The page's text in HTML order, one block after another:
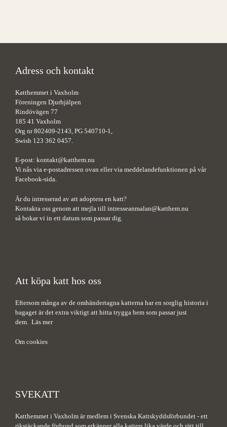
Adress och kontakt
Katthemmet i Vaxholm
Föreningen Djurhjälpen
Rindövägen 77
185 41 Vaxholm
Org nr 802409-2143, PG 540710-1,
Swish 123 362 0457.
E-post: kontakt@katthem.nu
Vi nås via e-postadressen ovan eller via meddelandefunktionen på vår
Facebook-sida.
Är du intresserad av att adoptera en katt?
Kontakta oss genom att mejla till intresseanmalan@katthem.nu
så bokar vi in ett datum som passar dig.
Att köpa katt hos oss
Eftersom många av de omhändertagna katterna har en sorglig historia i
bagaget är det extra viktigt att hitta trygga hem som passar just
dem. Läs mer
Om cookies
SVEKATT
Katthemmet i Vaxholm är medlem i Svenska Kattskyddsförbundet - ett